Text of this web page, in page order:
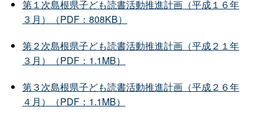
第１次島根県子ども読書活動推進計画（平成１６年
３月）（PDF：808KB）
第２次島根県子ども読書活動推進計画（平成２１年
３月）（PDF：1.1MB）
第３次島根県子ども読書活動推進計画（平成２６年
４月）（PDF：1.1MB）